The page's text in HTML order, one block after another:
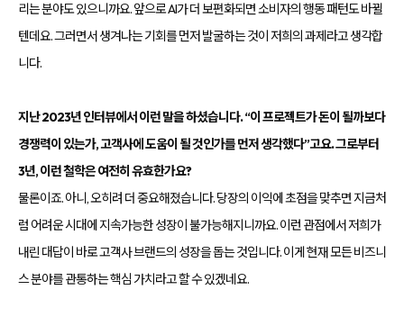
리는 분야도 있으니까요. 앞으로 AI가 더 보편화되면 소비자의 행동 패턴도 바뀔
텐데요. 그러면서 생겨나는 기회를 먼저 발굴하는 것이 저희의 과제라고 생각합
니다.
지난 2023년 인터뷰에서 이런 말을 하셨습니다. “이 프로젝트가 돈이 될까보다
경쟁력이 있는가, 고객사에 도움이 될 것인가를 먼저 생각했다”고요. 그로부터
3년, 이런 철학은 여전히 유효한가요?
물론이죠. 아니, 오히려 더 중요해졌습니다. 당장의 이익에 초점을 맞추면 지금처
럼 어려운 시대에 지속가능한 성장이 불가능해지니까요. 이런 관점에서 저희가
내린 대답이 바로 고객사 브랜드의 성장을 돕는 것입니다. 이게 현재 모든 비즈니
스 분야를 관통하는 핵심 가치라고 할 수 있겠네요.